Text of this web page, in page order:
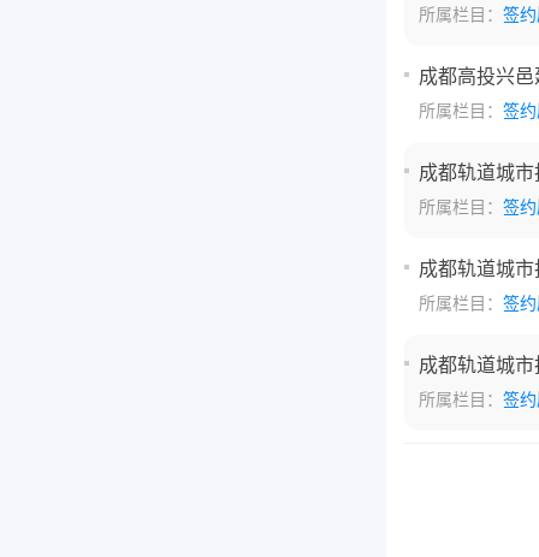
所属栏目： 签
成都高投兴
所属栏目： 签
成都轨道城
所属栏目： 签
成都轨道城
所属栏目： 签
成都轨道城
所属栏目： 签